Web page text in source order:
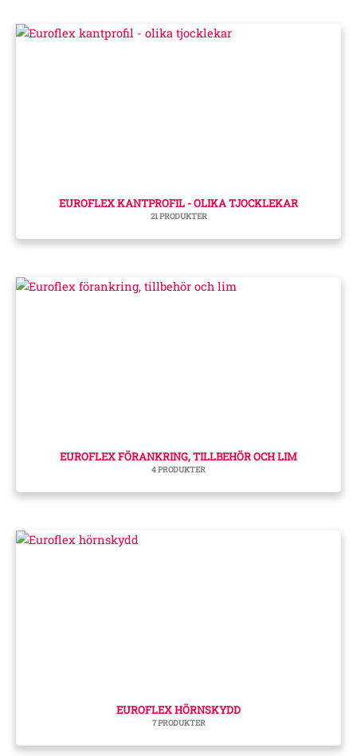
EUROFLEX KANTPROFIL - OLIKA TJOCKLEKAR
21 PRODUKTER
EUROFLEX FÖRANKRING, TILLBEHÖR OCH LIM
4 PRODUKTER
EUROFLEX HÖRNSKYDD
7 PRODUKTER